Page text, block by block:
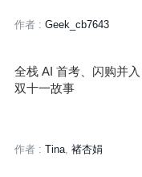
作者 : Geek_cb7643
全栈 AI 首考、闪购并
双十一故事
作者 : Tina 褚杏娟